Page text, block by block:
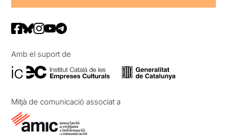
Amb el suport de
Mitjà de comunicació associat a